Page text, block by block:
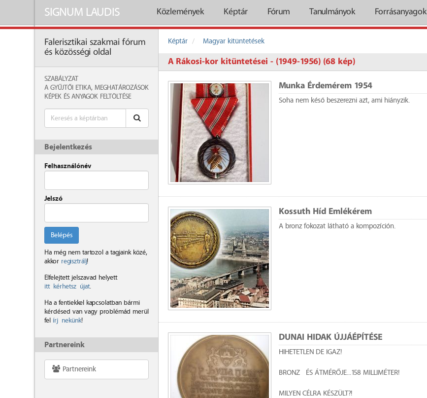
SIGNUM LAUDIS Közlemények Képtár Fórum Tanulmányok Forrásanyagok
Falerisztikai szakmai fórum
és közösségi oldal
SZABÁLYZAT
A GYŰJTŐI ETIKA, MEGHATÁROZÁSOK
KÉPEK ÉS ANYAGOK FELTÖLTÉSE
Bejelentkezés
Felhasználónév
Jelszó
Belépés
Ha még nem tartozol a tagjaink közé,
akkor regisztrálj!
Elfelejtett jelszavad helyett
itt kérhetsz újat.
Ha a fentiekkel kapcsolatban bármi
kérdésed van vagy problémád merül
fel írj nekünk!
Partnereink
Partnereink
Képtár Magyar kitüntetések
A Rákosi-kor kitüntetései - (1949-1956) (68 kép)
Munka Érdemérem 1954
Soha nem késő beszerezni azt, ami hiányzik.
Kossuth Híd Emlékérem
A bronz fokozat látható a kompozíción.
DUNAI HIDAK ÚJJÁÉPÍTÉSE
HIHETETLEN DE IGAZ!
BRONZ ÉS ÁTMÉRŐJE...158 MILLIMÉTER!
MILYEN CÉLRA KÉSZÜLT?!